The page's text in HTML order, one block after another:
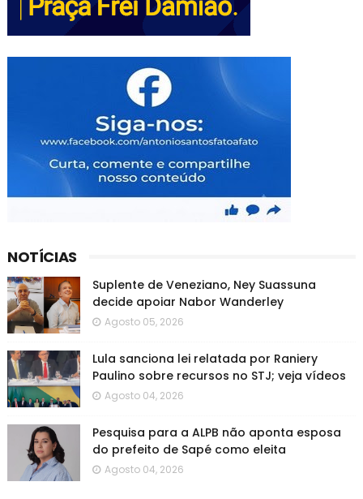
NOTÍCIAS
Suplente de Veneziano, Ney Suassuna
decide apoiar Nabor Wanderley
Agosto 05, 2026
Lula sanciona lei relatada por Raniery
Paulino sobre recursos no STJ; veja vídeos
Agosto 04, 2026
Pesquisa para a ALPB não aponta esposa
do prefeito de Sapé como eleita
Agosto 04, 2026